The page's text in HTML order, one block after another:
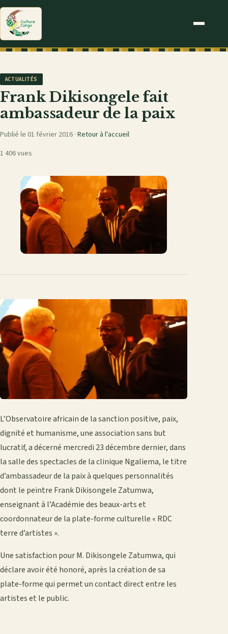
ACTUALITÉS
Frank Dikisongele fait
ambassadeur de la paix
Publié le 01 février 2016 · Retour à l'accueil
1 406 vues
L’Observatoire africain de la sanction positive, paix,
dignité et humanisme, une association sans but
lucratif, a décerné mercredi 23 décembre dernier, dans
la salle des spectacles de la clinique Ngaliema, le titre
d’ambassadeur de la paix à quelques personnalités
dont le peintre Frank Dikisongele Zatumwa,
enseignant à l’Académie des beaux-arts et
coordonnateur de la plate-forme culturelle « RDC
terre d’artistes ».
Une satisfaction pour M. Dikisongele Zatumwa, qui
déclare avoir été honoré, après la création de sa
plate-forme qui permet un contact direct entre les
artistes et le public.